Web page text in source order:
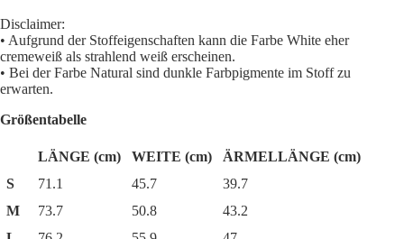
Disclaimer:
• Aufgrund der Stoffeigenschaften kann die Farbe White eher
cremeweiß als strahlend weiß erscheinen.
• Bei der Farbe Natural sind dunkle Farbpigmente im Stoff zu
erwarten.
Größentabelle
LÄNGE (cm) WEITE (cm)
ÄRMELLÄNGE (cm)
S
71.1 45.7
39.7
M
73.7 50.8
43.2